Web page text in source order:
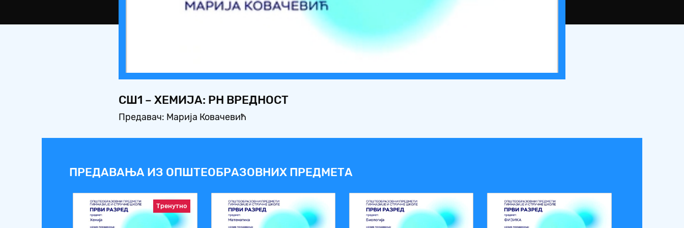
СШ1 – ХЕМИЈА: PH ВРЕДНОСТ
Предавач: Марија Ковачевић
ПРЕДАВАЊА ИЗ ОПШТЕОБРАЗОВНИХ ПРЕДМЕТА
Тренутно